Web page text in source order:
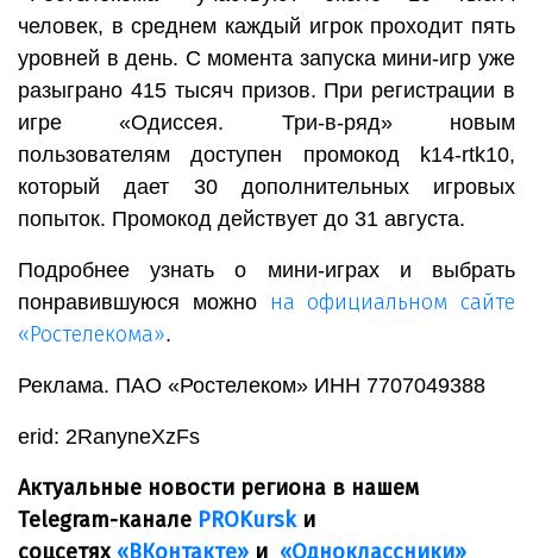
человек, в среднем каждый игрок проходит пять
уровней в день. С момента запуска мини-игр уже
разыграно 415 тысяч призов. При регистрации в
игре «Одиссея. Три-в-ряд» новым
пользователям доступен промокод k14-rtk10,
который дает 30 дополнительных игровых
попыток. Промокод действует до 31 августа.
Подробнее узнать о мини-играх и выбрать
понравившуюся можно на официальном сайте
«Ростелекома».
Реклама. ПАО «Ростелеком» ИНН 7707049388
erid: 2RanyneXzFs
Актуальные новости региона в нашем
Telegram-канале PROKurskи
соцсетях «ВКонтакте» и «Одноклассники»